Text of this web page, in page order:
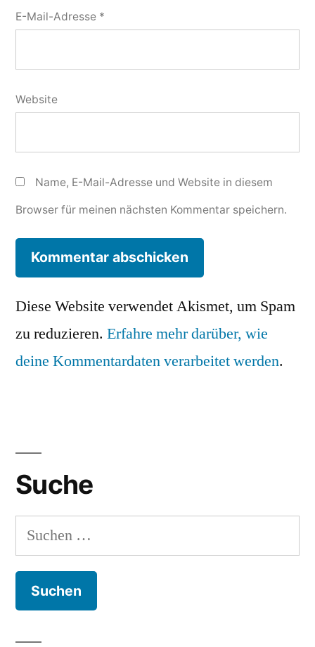
E-Mail-Adresse *
Website
Name, E-Mail-Adresse und Website in diesem
Browser für meinen nächsten Kommentar speichern.
Diese Website verwendet Akismet, um Spam
zu reduzieren. Erfahre mehr darüber, wie
deine Kommentardaten verarbeitet werden.
Suche
Suchen
nach: